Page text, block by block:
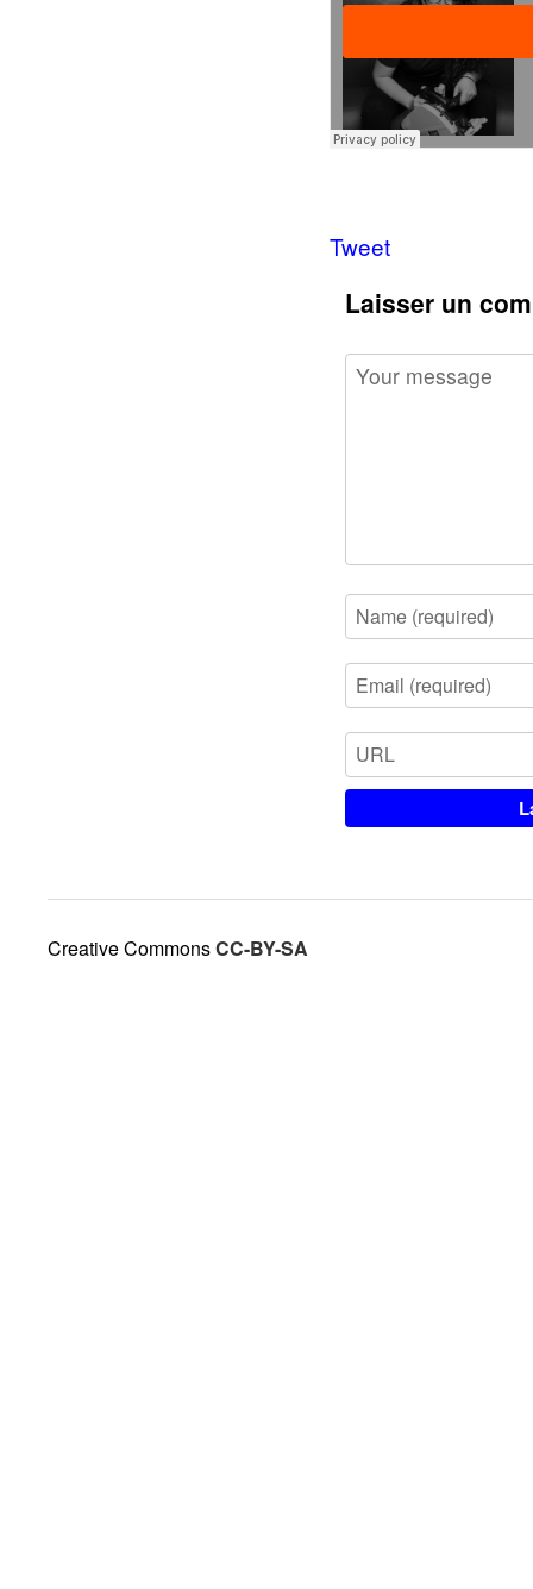
Tweet
Laisser un
Creative CommonsCC-BY-SA